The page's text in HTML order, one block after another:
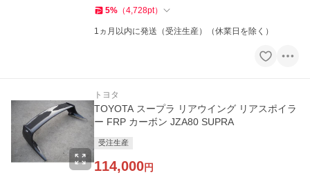
5% （4,728pt）
1ヵ月以内に発送（受注生産）（休業日を除く）
トヨタ
TOYOTA スープラ リアウイング リアスポイラ
ー FRP カーボン JZA80 SUPRA
受注生産
114,000円